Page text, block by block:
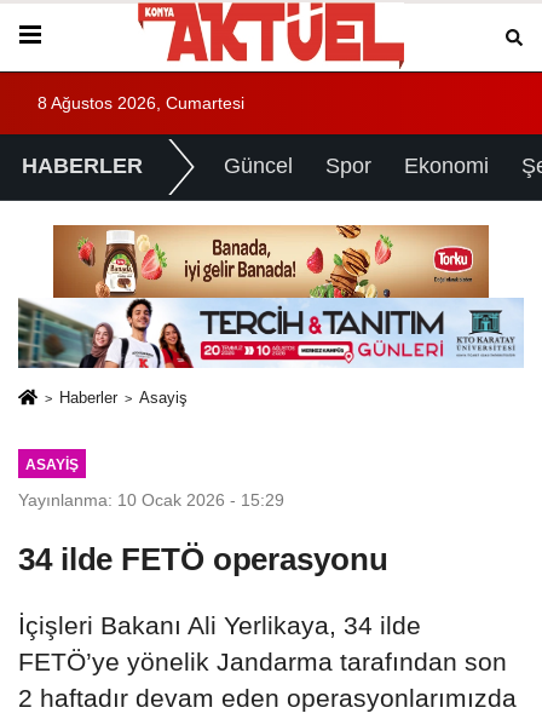
8 Ağustos 2026, Cumartesi
HABERLER Güncel Spor Ekonomi
Haberler Asayiş
ASAYIŞ
Yayınlanma: 10 Ocak 2026 - 15:29
34 ilde FETÖ operasyonu
İçişleri Bakanı Ali Yerlikaya, 34 ilde
FETÖ’ye yönelik Jandarma tarafından son
2 haftadır devam eden operasyonlarımızda